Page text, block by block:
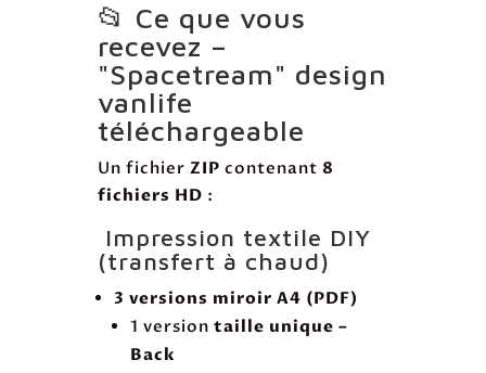
📂 Ce que vous
recevez –
"Spacetream" design
vanlife
téléchargeable
Un fichier ZIP contenant 8
fichiers HD :
Impression textile DIY
(transfert à chaud)
3 versions miroir A4 (PDF)
1 version taille unique –
Back